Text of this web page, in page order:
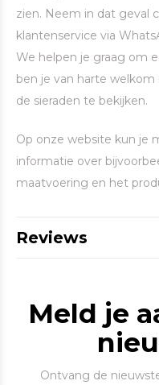
zien. Neem in dat geval
klantenservice via
We helpen je graag om
ben je van harte
de sieraden te bekijken.
Op onze website kun je
informatie over
maatvoering en het
Reviews
Meld je
Ontvang de